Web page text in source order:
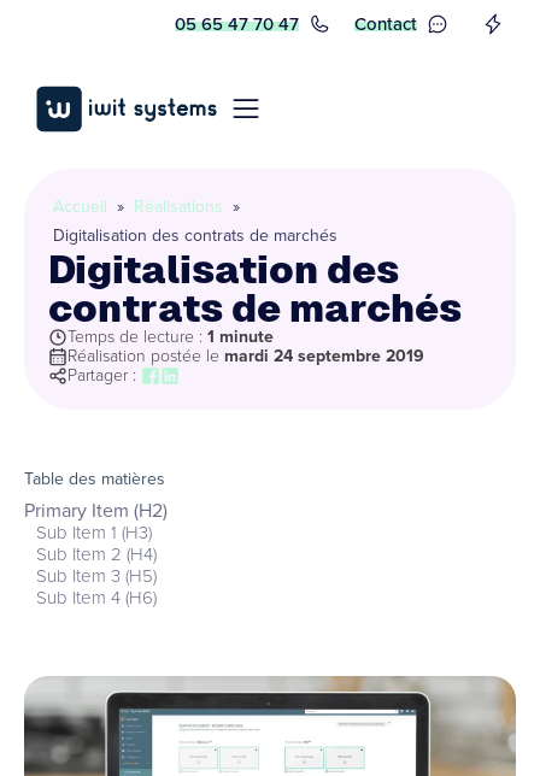
05 65 47 70 47 Contact
Accueil » Réalisations »
Digitalisation des contrats de marchés
Digitalisation des
contrats de marchés
Temps de lecture : 1 minute
Réalisation postée le mardi 24 septembre 2019
Partager :
Table des matières
Primary Item (H2)
Sub Item 1 (H3)
Sub Item 2 (H4)
Sub Item 3 (H5)
Sub Item 4 (H6)